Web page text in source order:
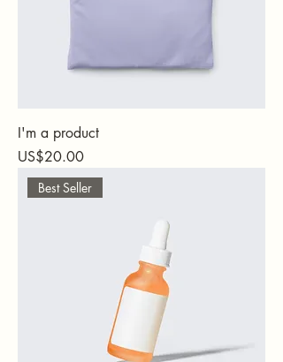
I'm a product
가격
US$20.00
Best Seller